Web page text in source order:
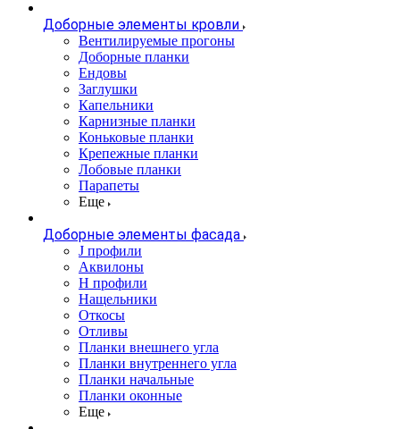
Доборные элементы кровли
Вентилируемые прогоны
Доборные планки
Ендовы
Заглушки
Капельники
Карнизные планки
Коньковые планки
Крепежные планки
Лобовые планки
Парапеты
Еще
Доборные элементы фасада
J профили
Аквилоны
Н профили
Нащельники
Откосы
Отливы
Планки внешнего угла
Планки внутреннего угла
Планки начальные
Планки оконные
Еще